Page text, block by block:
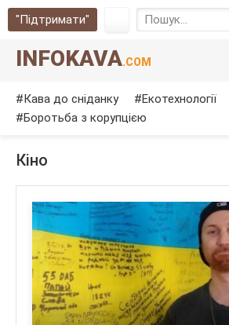
"Підтримати"
INFOKAVA.COM
Кава до сніданку Екотехнології
Боротьба з корупцією
Кіно